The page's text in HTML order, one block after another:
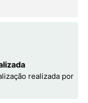
realizada por